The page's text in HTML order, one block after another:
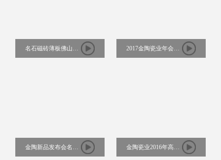
名石磁砖薄板佛山营
销中心开业
2017金陶瓷业年会尹
虹博士解读陶瓷行业
金陶新品发布会名模
演绎篇
金陶瓷业2016年高端
跨国年会